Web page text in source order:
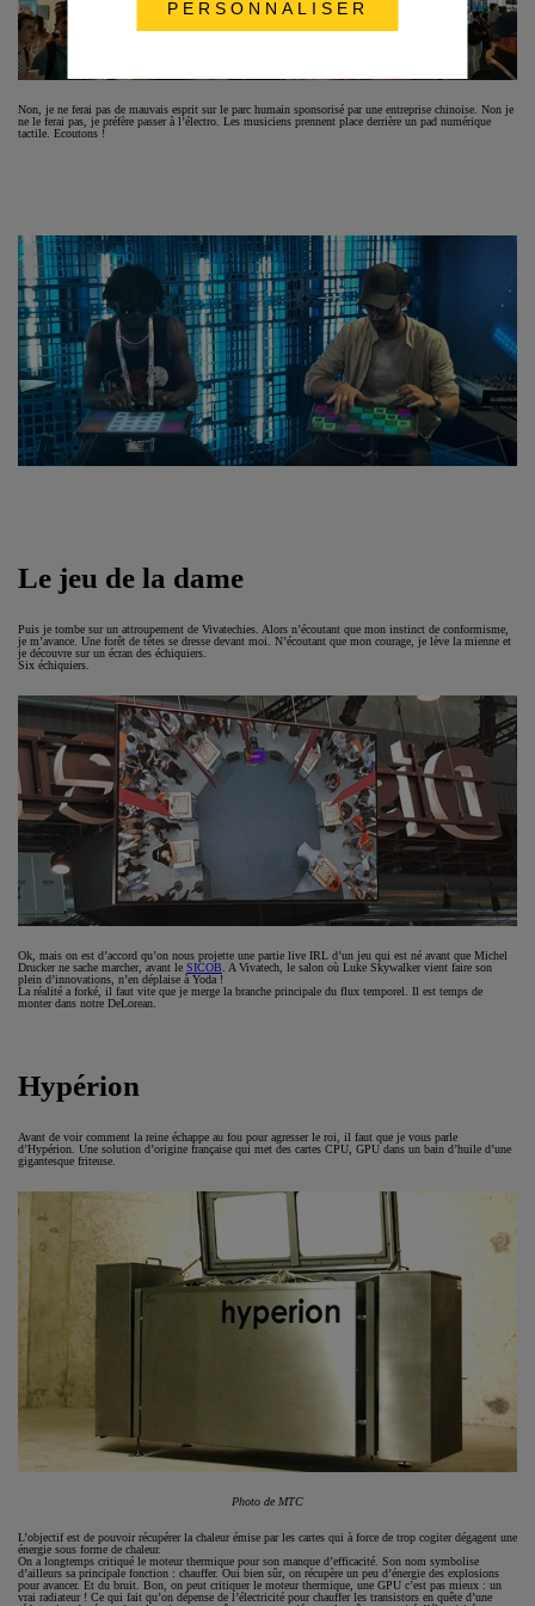
Non, je ne ferai pas de mauvais esprit sur le parc humain sponsorisé par une entreprise chinoise. Non je
ne le ferai pas, je préfère passer à l’électro. Les musiciens prennent place derrière un pad numérique
tactile. Ecoutons !
Le jeu de la dame
Puis je tombe sur un attroupement de Vivatechies. Alors n’écoutant que mon instinct de conformisme,
je m’avance. Une forêt de têtes se dresse devant moi. N’écoutant que mon courage, je lève la mienne et
je découvre sur un écran des échiquiers.
Six échiquiers.
Ok, mais on est d’accord qu’on nous projette une partie live IRL d’un jeu qui est né avant que Michel
Drucker ne sache marcher, avant le SICOB . A Vivatech, le salon où Luke Skywalker vient faire son
plein d’innovations, n’en déplaise à Yoda !
La réalité a forké, il faut vite que je merge la branche principale du flux temporel. Il est temps de
monter dans notre DeLorean.
Hypérion
Avant de voir comment la reine échappe au fou pour agresser le roi, il faut que je vous parle
d’Hypérion. Une solution d’origine française qui met des cartes CPU, GPU dans un bain d’huile d’une
gigantesque friteuse.
Photo de MTC
L’objectif est de pouvoir récupérer la chaleur émise par les cartes qui à force de trop cogiter dégagent une
énergie sous forme de chaleur.
On a longtemps critiqué le moteur thermique pour son manque d’efficacité. Son nom symbolise
d’ailleurs sa principale fonction : chauffer. Oui bien sûr, on récupère un peu d’énergie des explosions
pour avancer. Et du bruit. Bon, on peut critiquer le moteur thermique, une GPU c’est pas mieux : un
vrai radiateur ! Ce qui fait qu’on dépense de l’électricité pour chauffer les transistors en quête d’une
PERSONNALISER